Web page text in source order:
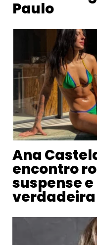
Paulo
Ana
encontro
suspense